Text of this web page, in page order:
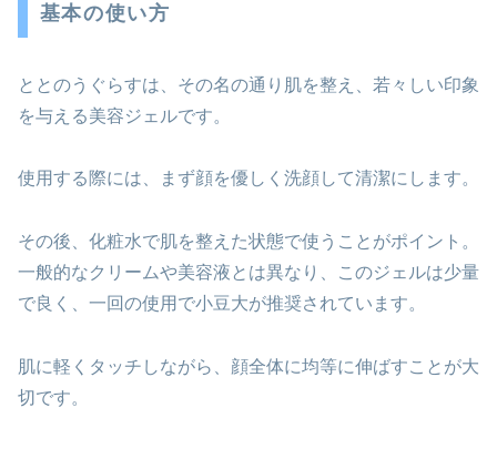
基本の使い方
ととのうぐらすは、その名の通り肌を整え、若々しい印象
を与える美容ジェルです。
使用する際には、まず顔を優しく洗顔して清潔にします。
その後、化粧水で肌を整えた状態で使うことがポイント。
一般的なクリームや美容液とは異なり、このジェルは少量
で良く、一回の使用で小豆大が推奨されています。
肌に軽くタッチしながら、顔全体に均等に伸ばすことが大
切です。